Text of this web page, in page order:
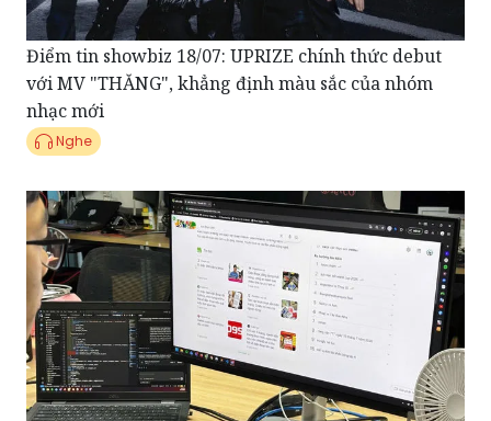
Điểm tin showbiz 18/07: UPRIZE chính thức debut
với MV "THĂNG", khẳng định màu sắc của nhóm
nhạc mới
Nghe